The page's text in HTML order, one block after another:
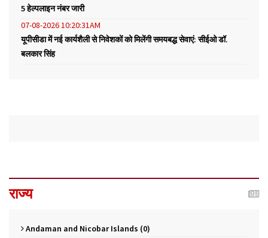
5 हेल्पलाइन नंबर जारी
07-08-2026 10:20:31AM
यूपीसीडा में नई कार्यशैली से निवेशकों को मिलेंगी समयबद्ध सेवाएं: सीईओ डॉ.
बलकार सिंह
राज्य
Andaman and Nicobar Islands (0)